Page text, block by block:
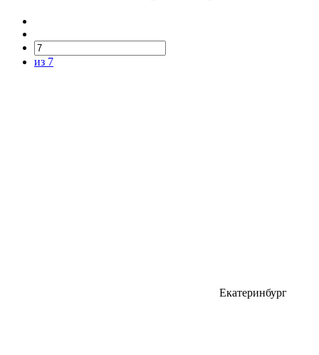
из 7
Екатеринбург